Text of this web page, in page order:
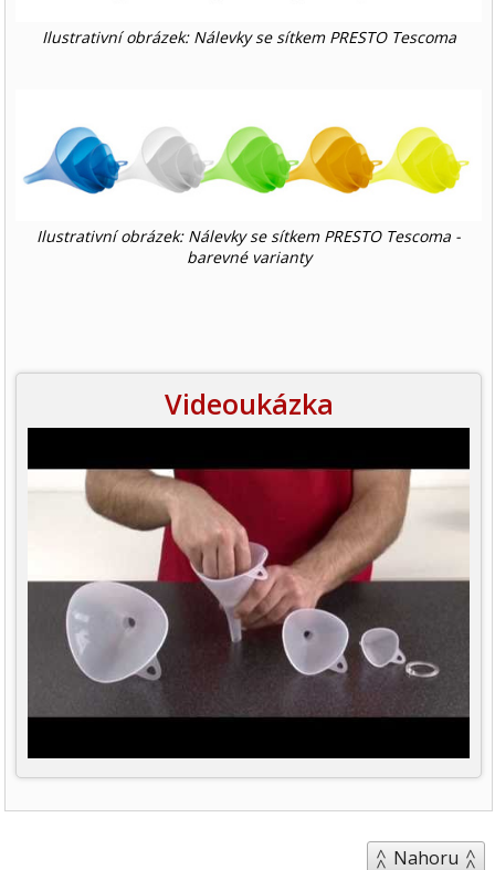
Ilustrativní obrázek: Nálevky se sítkem PRESTO Tescoma
Ilustrativní obrázek: Nálevky se sítkem PRESTO Tescoma -
barevné varianty
Videoukázka
Nahoru